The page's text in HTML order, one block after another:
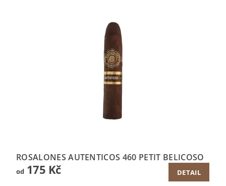
ROSALONES AUTENTICOS 460 PETIT BELICOSO
od175 Kč DETAIL